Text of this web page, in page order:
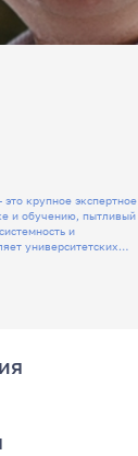
это крупное экспертное
и обучению, пытливый
университетских